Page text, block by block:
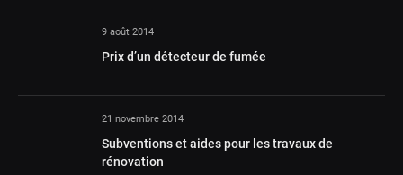
9 août 2014
Prix d’un détecteur de fumée
21 novembre 2014
Subventions et aides pour les travaux de
rénovation